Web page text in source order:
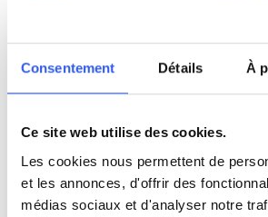
Consentement Détails À
Ce site web utilise des cookies.
Les cookies nous permettent de
et les annonces, d'offrir des
médias sociaux et d'analyser notre
Gestion 2 450 profs
Santé et